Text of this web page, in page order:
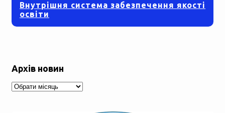
Внутрішня система забезпечення якості
освіти
Архів новин
Архів
новин